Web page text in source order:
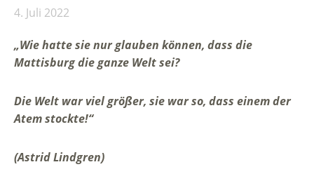
4. Juli 2022
„Wie hatte sie nur glauben können, dass die
Mattisburg die ganze Welt sei?
Die Welt war viel größer, sie war so, dass einem der
Atem stockte!“
(Astrid Lindgren)